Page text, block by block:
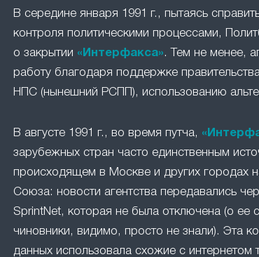
В середине января 1991 г., пытаясь
контроля политическими процессами,
о закрытии «Интерфакса». Тем не менее,
работу благодаря поддержке
НПС (нынешний РСПП), использованию
В августе 1991 г., во время путча,
зарубежных стран часто единственным
происходящем в Москве и других городах
Союза: новости агентства передавались
SprintNet, которая не была отключена (о ее
чиновники, видимо, просто не знали). Эта
данных использовала схожие с интернетом